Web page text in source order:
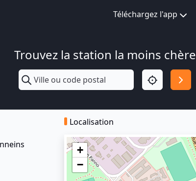
Téléchargez l'app
Trouvez la station la moins chère
Localisation
+
−